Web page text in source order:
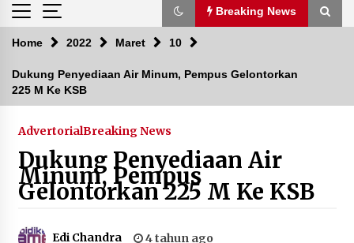
Breaking News
Breaking News
Kejaksaan KSB Mulai Lidik Mafia Tanah Desa
Sekongkang Bawah
2 tahun ago
Laporan Dugaan Pencabulan di Desa Sepayung
Kec. Plampang, Polres Sumbawa Pastikan
Proses Penyelidikan Berjalan Maksimal
Home 2022 Maret 10
Dukung Penyediaan Air Minum, Pempus Gelontorkan
225 M Ke KSB
AdvertorialBreaking News
Dukung Penyediaan Air
Minum, Pempus
Gelontorkan 225 M Ke KSB
Edi Chandra
4 tahun ago